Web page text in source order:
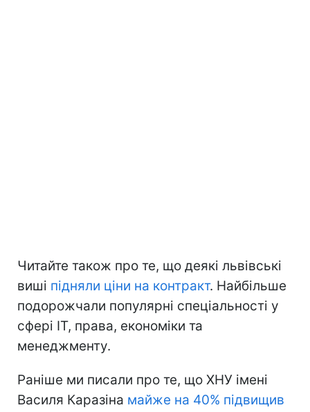
Читайте також про те, що деякі львівські
виші підняли ціни на контракт. Найбільше
подорожчали популярні спеціальності у
сфері ІТ, права, економіки та
менеджменту.
Раніше ми писали про те, що ХНУ імені
Василя Каразіна майже на 40% підвищив